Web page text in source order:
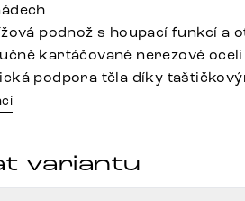
podnož s houpací funkcí a
kartáčované nerezové oceli
podpora těla díky
variantu